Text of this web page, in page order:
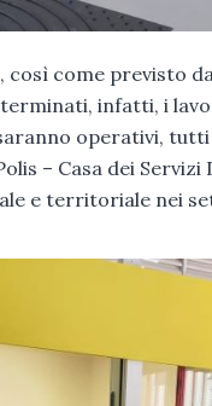
così come previsto
terminati, infatti, i
operativi,
– Casa dei Servizi
e territoriale nei